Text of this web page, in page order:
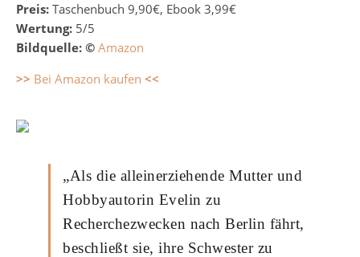
Preis: Taschenbuch 9,90€, Ebook 3,99€
Wertung: 5/5
Bildquelle: © Amazon
>> Bei Amazon kaufen <<
„Als die alleinerziehende Mutter und
Hobbyautorin Evelin zu
Recherchezwecken nach Berlin fährt,
beschließt sie, ihre Schwester zu